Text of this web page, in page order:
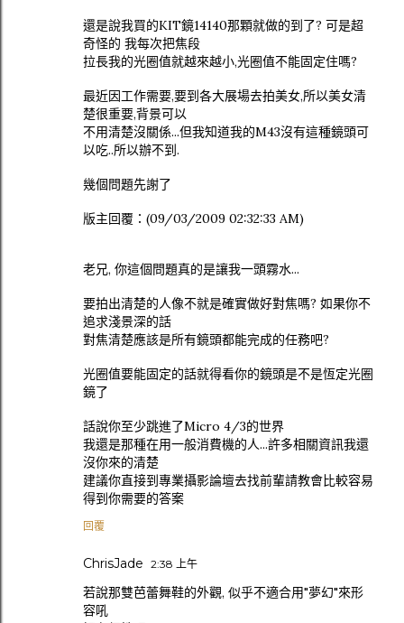
還是說我買的KIT鏡14140那顆就做的到了? 可是超
奇怪的 我每次把焦段
拉長我的光圈值就越來越小,光圈值不能固定住嗎?
最近因工作需要,要到各大展場去拍美女,所以美女清
楚很重要,背景可以
不用清楚沒關係...但我知道我的M43沒有這種鏡頭可
以吃..所以辦不到.
幾個問題先謝了
版主回覆：(09/03/2009 02:32:33 AM)
老兄, 你這個問題真的是讓我一頭霧水...
要拍出清楚的人像不就是確實做好對焦嗎? 如果你不
追求淺景深的話
對焦清楚應該是所有鏡頭都能完成的任務吧?
光圈值要能固定的話就得看你的鏡頭是不是恆定光圈
鏡了
話說你至少跳進了Micro 4/3的世界
我還是那種在用一般消費機的人...許多相關資訊我還
沒你來的清楚
建議你直接到專業攝影論壇去找前輩請教會比較容易
得到你需要的答案
回覆
ChrisJade 2:38 上午
若說那雙芭蕾舞鞋的外觀, 似乎不適合用"夢幻"來形
容吼